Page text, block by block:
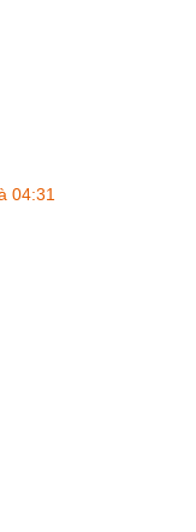
04:31